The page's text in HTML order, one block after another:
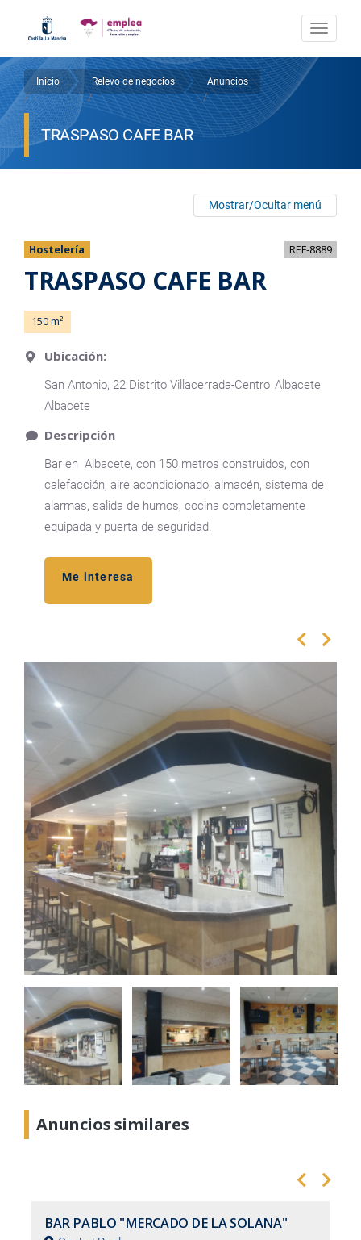
principal
Sobrescribir
enlaces
la
navegación
Inicio
/
Relevo de negocios
/
Anuncios
/
TRASPASO CAFE BAR
Mostrar/Ocultar menú
Hostelería REF-8889
TRASPASO CAFE BAR
150
Ubicación:
San Antonio, 22 Distrito Villacerrada-Centro Albacete
Albacete
Descripción
Bar en Albacete, con 150 metros construidos, con
calefacción, aire acondicionado, almacén, sistema de
alarmas, salida de humos, cocina completamente
equipada y puerta de seguridad.
Me interesa
Anuncios similares
BAR PABLO "MERCADO DE LA SOLANA"